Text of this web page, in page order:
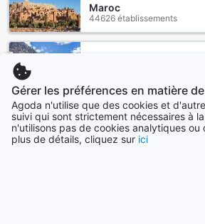
Maroc
44626 établissements
Voir plus
Tout voir
Gérer les préférences en matière
Agoda n'utilise que des cookies et
suivi qui sont strictement nécessaires à
n'utilisons pas de cookies analytiques ou
plus de détails, cliquez sur ici